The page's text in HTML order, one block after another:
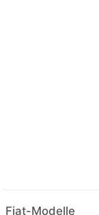
Fiat-Modelle